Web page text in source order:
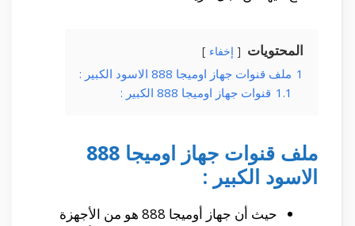
المحتويات إخفاء
1 ملف قنوات جهاز اوميجا 888 الاسود الكبير :
1.1 قنوات جهاز اوميجا 888 الكبير :
ملف قنوات جهاز اوميجا 888
الاسود الكبير :
حيث أن جهاز أوميجا 888 هو من الأجهزة